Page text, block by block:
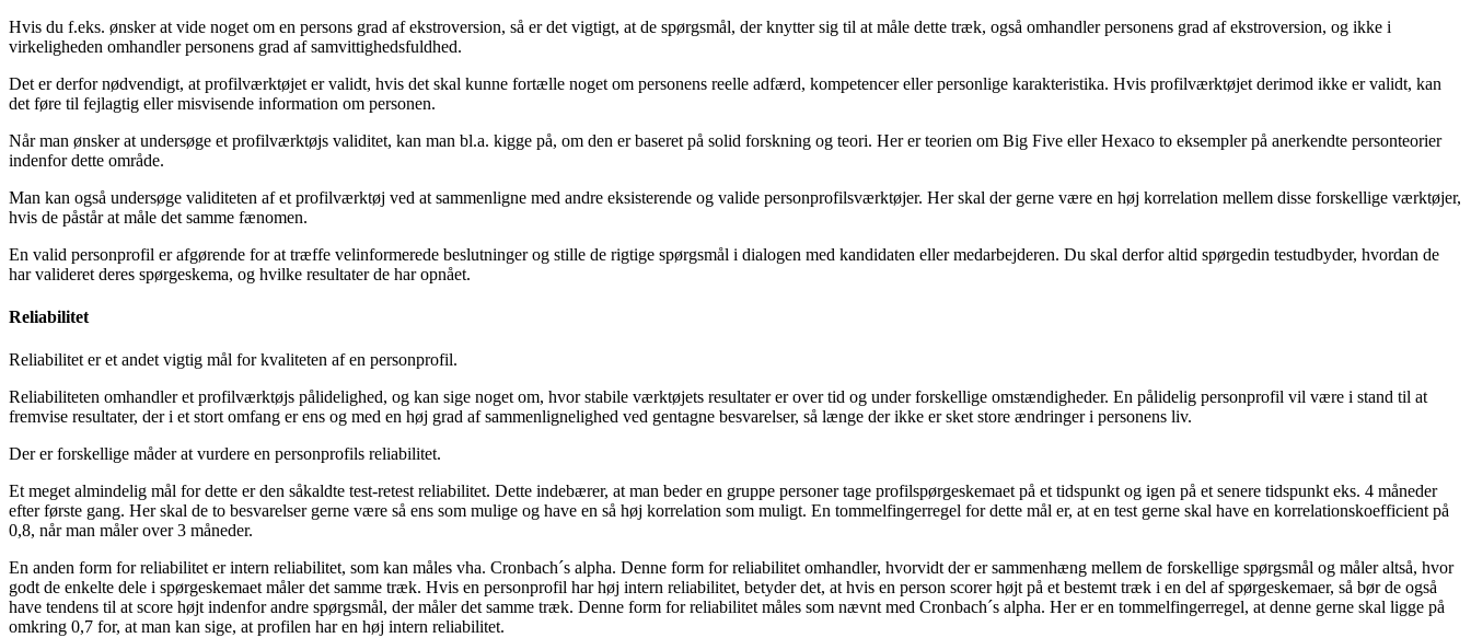
Hvis du f.eks. ønsker at vide noget om en persons grad af ekstroversion, så er det vigtigt, at de spørgsmål, der knytter sig til at måle dette træk, også omhandler personens grad af ekstroversion, og ikke i
virkeligheden omhandler personens grad af samvittighedsfuldhed.
Det er derfor nødvendigt, at profilværktøjet er validt, hvis det skal kunne fortælle noget om personens reelle adfærd, kompetencer eller personlige karakteristika. Hvis profilværktøjet derimod ikke er validt, kan
det føre til fejlagtig eller misvisende information om personen.
Når man ønsker at undersøge et profilværktøjs validitet, kan man bl.a. kigge på, om den er baseret på solid forskning og teori. Her er teorien om Big Five eller Hexaco to eksempler på anerkendte personteorier
indenfor dette område.
Man kan også undersøge validiteten af et profilværktøj ved at sammenligne med andre eksisterende og valide personprofilsværktøjer. Her skal der gerne være en høj korrelation mellem disse forskellige værktøjer,
hvis de påstår at måle det samme fænomen.
En valid personprofil er afgørende for at træffe velinformerede beslutninger og stille de rigtige spørgsmål i dialogen med kandidaten eller medarbejderen. Du skal derfor altid spørgedin testudbyder, hvordan de
har valideret deres spørgeskema, og hvilke resultater de har opnået.
Reliabilitet
Reliabilitet er et andet vigtig mål for kvaliteten af en personprofil.
Reliabiliteten omhandler et profilværktøjs pålidelighed, og kan sige noget om, hvor stabile værktøjets resultater er over tid og under forskellige omstændigheder. En pålidelig personprofil vil være i stand til at
fremvise resultater, der i et stort omfang er ens og med en høj grad af sammenlignelighed ved gentagne besvarelser, så længe der ikke er sket store ændringer i personens liv.
Der er forskellige måder at vurdere en personprofils reliabilitet.
Et meget almindelig mål for dette er den såkaldte test-retest reliabilitet. Dette indebærer, at man beder en gruppe personer tage profilspørgeskemaet på et tidspunkt og igen på et senere tidspunkt eks. 4 måneder
efter første gang. Her skal de to besvarelser gerne være så ens som mulige og have en så høj korrelation som muligt. En tommelfingerregel for dette mål er, at en test gerne skal have en korrelationskoefficient på
0,8, når man måler over 3 måneder.
En anden form for reliabilitet er intern reliabilitet, som kan måles vha. Cronbach´s alpha. Denne form for reliabilitet omhandler, hvorvidt der er sammenhæng mellem de forskellige spørgsmål og måler altså, hvor
godt de enkelte dele i spørgeskemaet måler det samme træk. Hvis en personprofil har høj intern reliabilitet, betyder det, at hvis en person scorer højt på et bestemt træk i en del af spørgeskemaer, så bør de også
have tendens til at score højt indenfor andre spørgsmål, der måler det samme træk. Denne form for reliabilitet måles som nævnt med Cronbach´s alpha. Her er en tommelfingerregel, at denne gerne skal ligge på
omkring 0,7 for, at man kan sige, at profilen har en høj intern reliabilitet.